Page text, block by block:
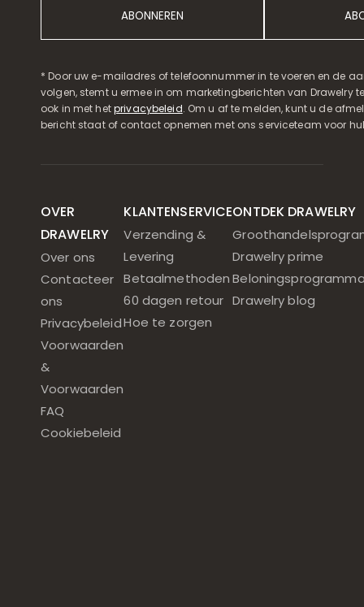
ABONNEREN
* Door uw e-mailadres of telefoonnummer in te voeren en de
volgen, stemt u ermee in om marketingberichten van Drawelry
ook in met hetprivacybeleid. Om u af te melden, kunt u de
bericht staat of contact opnemen met ons serviceteam voor
OVER
DRAWELRY
Over ons
Contacteer
ons
Privacybeleid
Voorwaarden
&
Voorwaarden
FAQ
Cookiebeleid
KLANTENSERVICE
Verzending &
Levering
Betaalmethoden
60 dagen retour
Hoe te zorgen
ONTDEK DRAWELRY
Drawelry prime
Drawelry blog